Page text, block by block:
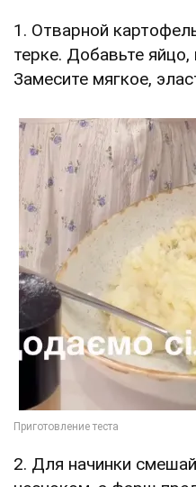
1. Отварной
терке. Добавьте яйцо,
Замесите мягкое,
2. Для начинки